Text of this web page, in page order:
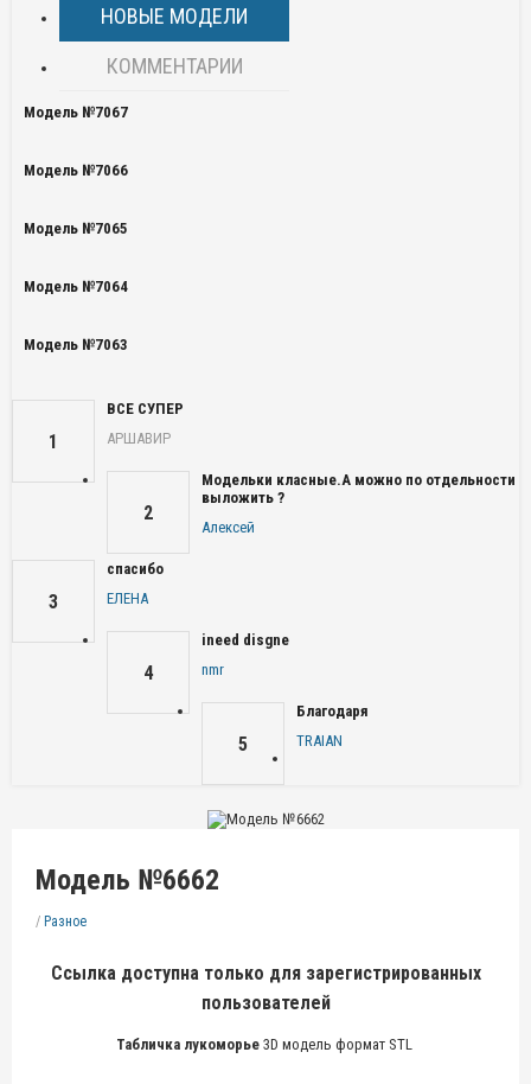
НОВЫЕ МОДЕЛИ
КОММЕНТАРИИ
Модель №7067
Модель №7066
Модель №7065
Модель №7064
Модель №7063
1
ВСЕ СУПЕР
АРШАВИР
2
Модельки класные.А можно по отдельности
выложить ?
Алексей
3
спасибо
ЕЛЕНА
4
ineed disgne
nmr
5
Благодаря
TRAIAN
Модель №6662
/ Разное
Ссылка доступна только для зарегистрированных
пользователей
Табличка лукоморье 3D модель формат STL